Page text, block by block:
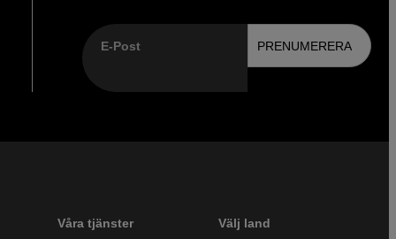
E-Post PRENUMERERA
Våra tjänster Välj land